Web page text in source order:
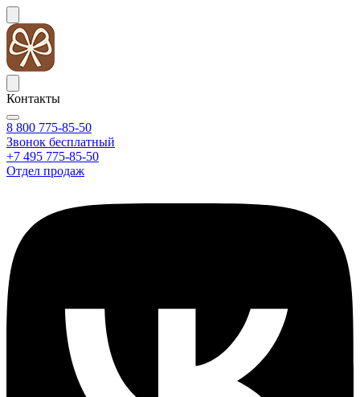
Контакты
8 800 775-85-50
Звонок бесплатный
+7 495 775-85-50
Отдел продаж